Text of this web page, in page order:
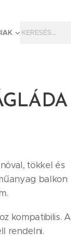
tökkel és
balkon
kompatibilis. A
rendelni.